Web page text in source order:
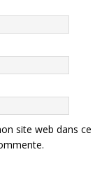
site web dans ce